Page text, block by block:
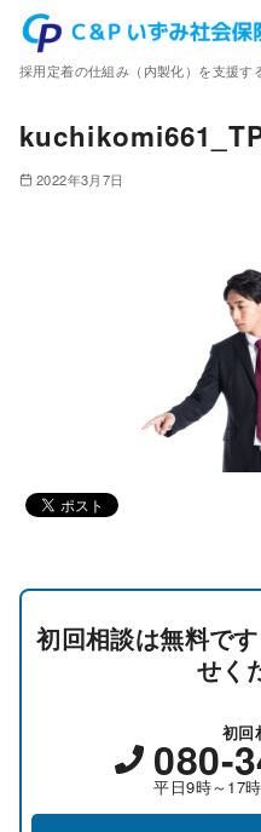
採用定着の仕組み（内製化）を支援す
2022年3月7日
初回相談は無料で
せく
初回
080-
平日9時～17時